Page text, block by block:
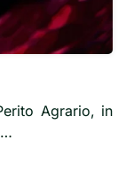
Agrario, in